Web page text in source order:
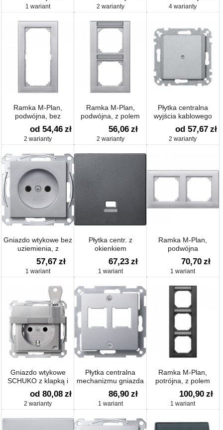
1 wariant 2 warianty 4 warianty
Ramka M-Plan,
podwójna, bez
środkowej poprzeczki
od 54,46 zł
2 warianty
Ramka M-Plan,
podwójna, z polem
opisowym
56,06 zł
2 warianty
Płytka centralna
wyjścia kablowego
system M
od 57,67 zł
2 warianty
Gniazdo wtykowe bez
uziemienia, z
przesłoną zaciski
śrubowe system M
57,67 zł
1 wariant
Płytka centr. z
okienkiem
sygnalizacyjnym do
łącz. pociąganego,
antracyt, Sys M
67,23 zł
1 wariant
Ramka M-Plan,
podwójna
70,70 zł
1 wariant
Gniazdo wtykowe
SCHUKO z klapką i
przesłoną
od 80,08 zł
2 warianty
Płytka centralna
mechanizmu gniazda
RJ11/RJ45 system M
86,90 zł
1 wariant
Ramka M-Plan,
potrójna, z polem
opisowym
100,90 zł
1 wariant